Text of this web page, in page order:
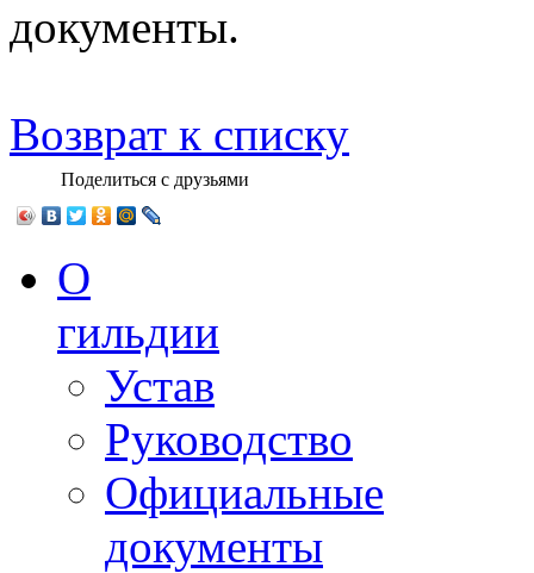
документы.
Возврат к списку
Поделиться с друзьями
О
гильдии
Устав
Руководство
Официальные
документы